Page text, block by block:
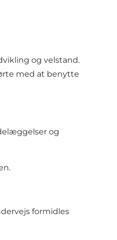
og velstand.
med at benytte
og
formidles